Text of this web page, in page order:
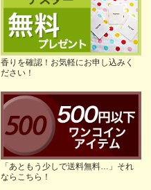
香りを確認！お気軽にお申し込みく
ださい！
「あともう少しで送料無料…」それ
ならこちら！